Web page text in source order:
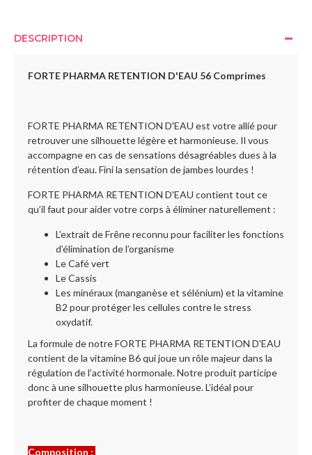
DESCRIPTION
FORTE PHARMA RETENTION D'EAU 56 Comprimes
FORTE PHARMA RETENTION D'EAU est votre allié pour
retrouver une silhouette légère et harmonieuse. Il vous
accompagne en cas de sensations désagréables dues à la
rétention d’eau. Fini la sensation de jambes lourdes !
FORTE PHARMA RETENTION D'EAU contient tout ce
qu’il faut pour aider votre corps à éliminer naturellement :
L’extrait de Frêne reconnu pour faciliter les fonctions
d’élimination de l’organisme
Le Café vert
Le Cassis
Les minéraux (manganèse et sélénium) et la vitamine
B2 pour protéger les cellules contre le stress
oxydatif.
La formule de notre FORTE PHARMA RETENTION D'EAU
contient de la vitamine B6 qui joue un rôle majeur dans la
régulation de l’activité hormonale. Notre produit participe
donc à une silhouette plus harmonieuse. L’idéal pour
profiter de chaque moment !
Composition :